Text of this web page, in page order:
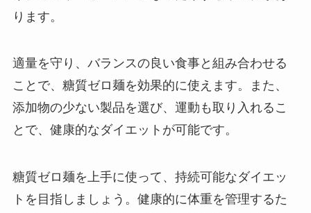
ります。
適量を守り、バランスの良い食事と組み合わせる
ことで、糖質ゼロ麺を効果的に使えます。また、
添加物の少ない製品を選び、運動も取り入れるこ
とで、健康的なダイエットが可能です。
糖質ゼロ麺を上手に使って、持続可能なダイエッ
トを目指しましょう。健康的に体重を管理するた